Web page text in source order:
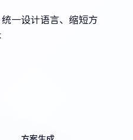
一设计语言、缩短方